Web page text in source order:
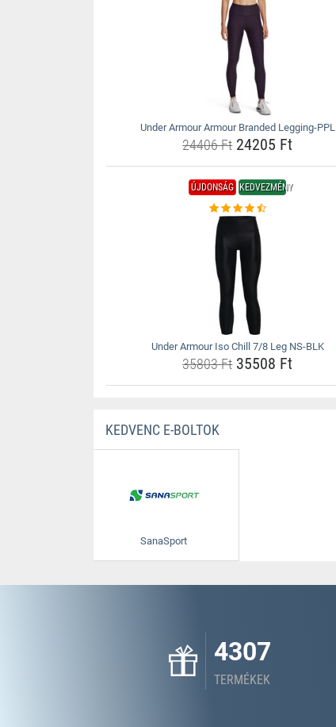
Under Armour Armour Branded Legging-PPL
24406 Ft24205 Ft
ÚJDONSÁG KEDVEZMÉNY
Under Armour Iso Chill 7/8 Leg NS-BLK
35803 Ft35508 Ft
KEDVENC E-BOLTOK
SanaSport
4307
TERMÉKEK